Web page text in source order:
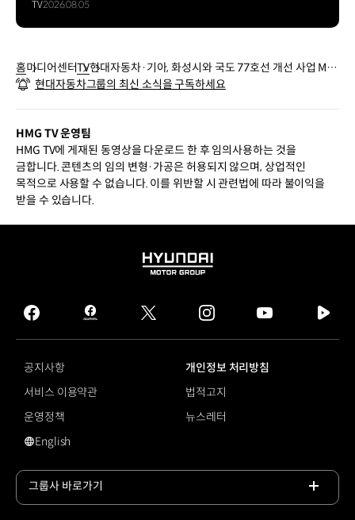
TV2026.08.05
홈미디어센터TV현대자동차·기아, 화성시와 국도 77호선 개선 사업 MO
U
현대자동차그룹의 최신 소식을 구독하세요
HMG TV 운영팀
HMG TV에 게재된 동영상을 다운로드 한 후 임의사용하는 것을
금합니다. 콘텐츠의 임의 변형·가공은 허용되지 않으며, 상업적인
목적으로 사용할 수 없습니다. 이를 위반할 시 관련법에 따라 불이익을
받을 수 있습니다.
HYUNDAI
GROUP
facebook
hmg
journal
twitter instagram
tv
공지사항
개인정보 처리방침
서비스 이용약관
법적고지
운영정책
뉴스레터
영문 사이트로 이동
English
그룹사 바로가기